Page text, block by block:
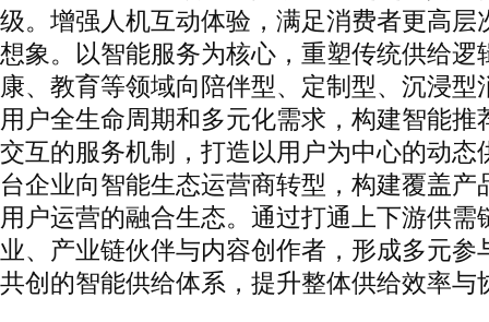
级。增强人机互动体验，满足消费者更高层
想象。以智能服务为核心，重塑传统供给逻
康、教育等领域向陪伴型、定制型、沉浸型
用户全生命周期和多元化需求，构建智能推
交互的服务机制，打造以用户为中心的动态
台企业向智能生态运营商转型，构建覆盖产
用户运营的融合生态。通过打通上下游供需
业、产业链伙伴与内容创作者，形成多元参
共创的智能供给体系，提升整体供给效率与